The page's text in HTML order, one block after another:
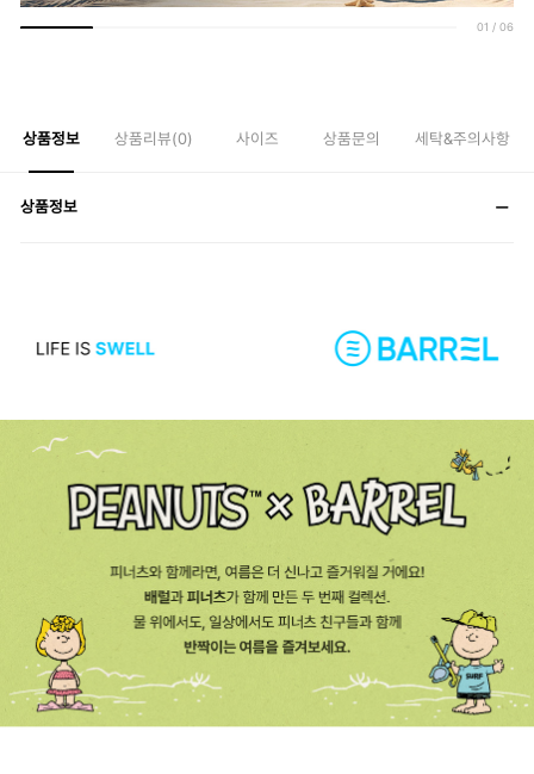
01 / 06
상품정보 상품리뷰(0) 사이즈 상품문의 세탁&주의사항
상품정보